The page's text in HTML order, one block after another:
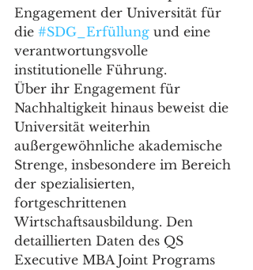
Engagement der Universität für
die #SDG_Erfüllung und eine
verantwortungsvolle
institutionelle Führung.
Über ihr Engagement für
Nachhaltigkeit hinaus beweist die
Universität weiterhin
außergewöhnliche akademische
Strenge, insbesondere im Bereich
der spezialisierten,
fortgeschrittenen
Wirtschaftsausbildung. Den
detaillierten Daten des QS
Executive MBA Joint Programs